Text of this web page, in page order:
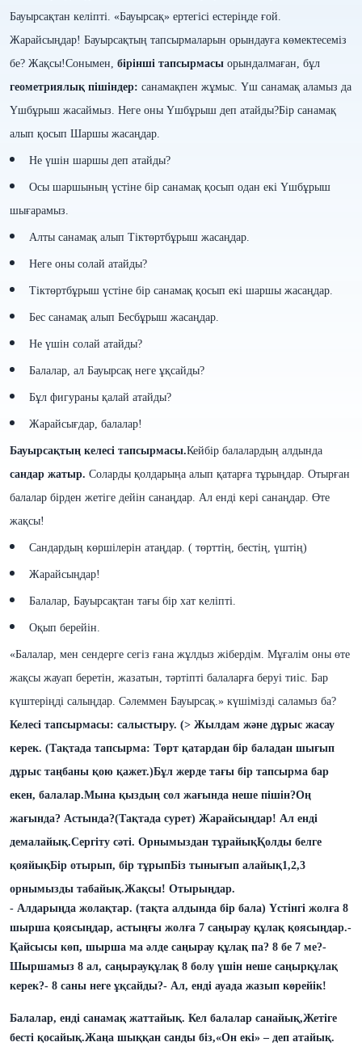
Бауырсақтан келіпті. «Бауырсақ» ертегісі естеріңде ғой.
Жарайсыңдар! Бауырсақтың тапсырмаларын орындауға көмектесеміз
бе? Жақсы!Сонымен, бірінші тапсырмасы орындалмаған, бұл
геометриялық пішіндер: санамақпен жұмыс. Үш санамақ аламыз да
Үшбұрыш жасаймыз. Неге оны Үшбұрыш деп атайды?Бір санамақ
алып қосып Шаршы жасаңдар.
Не үшін шаршы деп атайды?
Осы шаршының үстіне бір санамақ қосып одан екі Үшбұрыш
шығарамыз.
Алты санамақ алып Тіктөртбұрыш жасаңдар.
Неге оны солай атайды?
Тіктөртбұрыш үстіне бір санамақ қосып екі шаршы жасаңдар.
Бес санамақ алып Бесбұрыш жасаңдар.
Не үшін солай атайды?
Балалар, ал Бауырсақ неге ұқсайды?
Бұл фигураны қалай атайды?
Жарайсығдар, балалар!
Бауырсақтың келесі тапсырмасы.Кейбір балалардың алдында
сандар жатыр. Соларды қолдарыңа алып қатарға тұрыңдар. Отырған
балалар бірден жетіге дейін санаңдар. Ал енді кері санаңдар. Өте
жақсы!
Сандардың көршілерін атаңдар. ( төрттің, бестің, үштің)
Жарайсыңдар!
Балалар, Бауырсақтан тағы бір хат келіпті.
Оқып берейін.
«Балалар, мен сендерге сегіз ғана жұлдыз жібердім. Мұғалім оны өте
жақсы жауап беретін, жазатын, тәртіпті балаларға беруі тиіс. Бар
күштеріңді салыңдар. Сәлеммен Бауырсақ.» күшімізді саламыз ба?
Келесі тапсырмасы: салыстыру. (> Жылдам және дұрыс жасау
керек. (Тақтада тапсырма: Төрт қатардан бір баладан шығып
дұрыс таңбаны қою қажет.)Бұл жерде тағы бір тапсырма бар
екен, балалар.Мына қыздың сол жағында неше пішін?Оң
жағында? Астында?(Тақтада сурет) Жарайсыңдар! Ал енді
демалайық.Сергіту сәті. Орнымыздан тұрайықҚолды белге
қояйықБір отырып, бір тұрыпБіз тынығып алайық1,2,3
орнымызды табайық.Жақсы! Отырыңдар.
- Алдарыңда жолақтар. (тақта алдында бір бала) Үстінгі жолға 8
шырша қоясыңдар, астыңғы жолға 7 саңырау құлақ қоясыңдар.-
Қайсысы көп, шырша ма әлде саңырау құлақ па? 8 бе 7 ме?-
Шыршамыз 8 ал, саңырауқұлақ 8 болу үшін неше саңырқұлақ
керек?- 8 саны неге ұқсайды?- Ал, енді ауада жазып көрейік!
Балалар, енді санамақ жаттайық. Кел балалар санайық,Жетіге
бесті қосайық.Жаңа шыққан санды біз,«Он екі» – деп атайық.